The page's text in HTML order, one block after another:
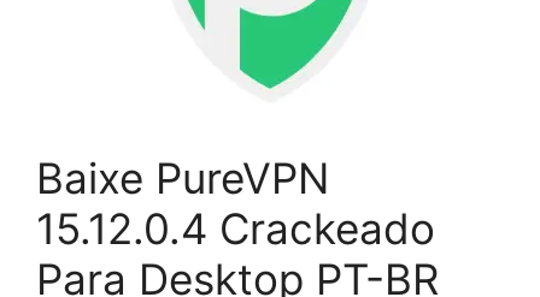
Baixe PureVPN
15.12.0.4 Crackeado
Para Desktop PT-BR